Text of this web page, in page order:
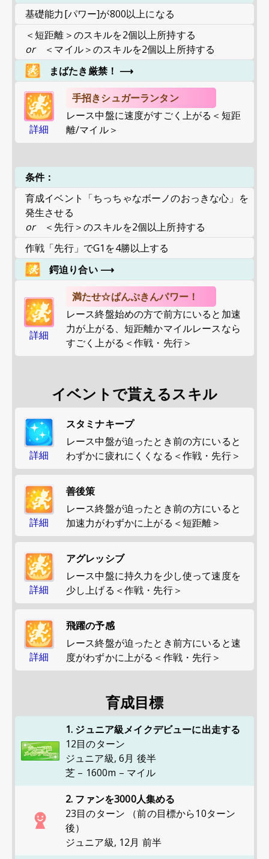
基礎能力[パワー]が800以上になる
＜短距離＞のスキルを2個以上所持する
or
＜マイル＞のスキルを2個以上所持する
まばたき厳禁！ ⟶
詳細
手招きシュガーランタン
レース中盤に速度がすごく上がる＜短距
離/マイル＞
条件：
育成イベント「ちっちゃなボーノのおっきな心」を
発生させる
or
＜先行＞のスキルを2個以上所持する
作戦「先行」でG1を4勝以上する
鍔迫り合い ⟶
詳細
満たせ☆ぱんぷきんパワー！
レース終盤始めの方で前方にいると加速
力が上がる、短距離かマイルレースなら
すごく上がる＜作戦・先行＞
イベントで貰えるスキル
詳細
スタミナキープ
レース中盤が迫ったとき前の方にいると
わずかに疲れにくくなる＜作戦・先行＞
詳細
善後策
レース終盤が迫ったとき前の方にいると
加速力がわずかに上がる＜短距離＞
詳細
アグレッシブ
レース中盤に持久力を少し使って速度を
少し上げる＜作戦・先行＞
詳細
飛躍の予感
レース終盤が迫ったとき前方にいると速
度がわずかに上がる＜作戦・先行＞
育成目標
1. ジュニア級メイクデビューに出走する
12目のターン
ジュニア級, 6月 後半
芝 – 1600m – マイル
2. ファンを3000人集める
23目のターン （前の目標から10ターン
後）
ジュニア級, 12月 前半